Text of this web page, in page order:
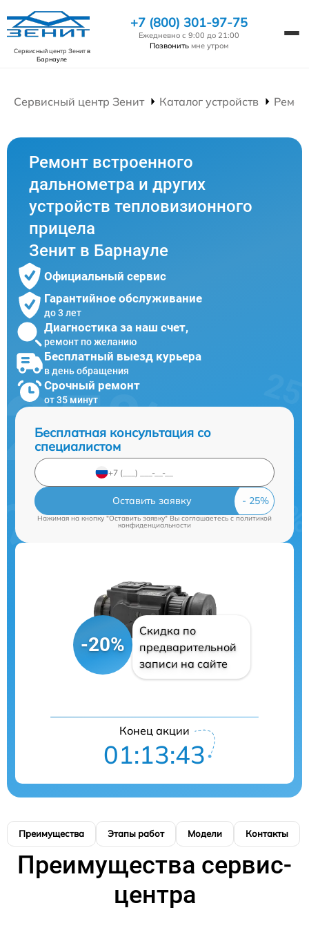
Сервисный центр Зенитв
Барнауле
+7 (800) 301-97-75
Ежедневно с 9:00 до 21:00
Позвонить мне утром
Сервисный центр Зенит Каталог устройств
Ремонт встроенного
дальнометра и других
устройств тепловизионного
прицела
Зенит в Барнауле
Официальный сервис
Гарантийное обслуживание
до 3 лет
Диагностика за наш счет,
ремонт по желанию
Бесплатный выезд курьера
в день обращения
Срочный ремонт
от 35 минут
Бесплатная консультация со
специалистом
Оставить заявку
Нажимая на кнопку "Оставить заявку" Вы соглашаетесь cполитикой
конфиденциальности
-20%
Скидка по
предварительной
записи на сайте
Конец акции
01:13:42
Преимущества Этапы работ Модели Контакты
Преимущества сервис-
центра